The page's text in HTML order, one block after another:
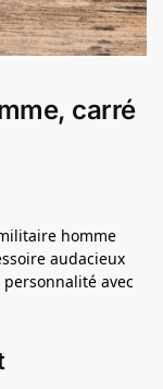
carré
homme
audacieux
avec